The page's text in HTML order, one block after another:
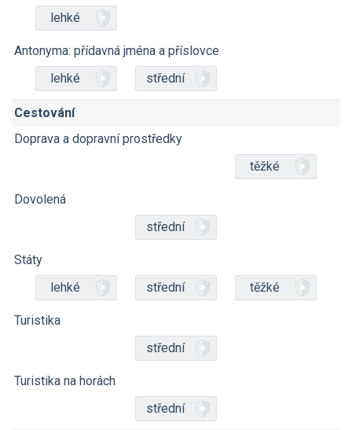
lehké
Antonyma: přídavná jména a příslovce
lehké
střední
Cestování
Doprava a dopravní prostředky
těžké
Dovolená
střední
Státy
lehké
střední těžké
Turistika
střední
Turistika na horách
střední